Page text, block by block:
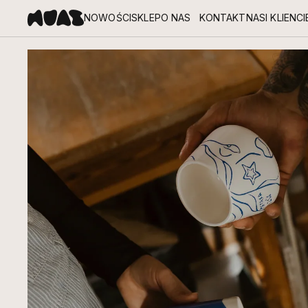
NOWOŚCISKLEPO NAS
O MUAS
POZNAJ LUDZI, KTÓRZY TWORZĄ MUAS Z PASJĄ I CZUŁOŚCIĄ.
KONTAKTNASI KLIENCI